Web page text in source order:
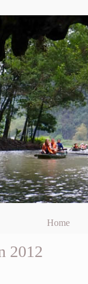
Home
2012